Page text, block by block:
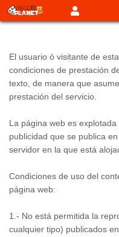
El usuario ó visitante de
condiciones de prestación
texto, de manera que
prestación del servicio.
La página web es
publicidad que se publica
servidor en la que está
Condiciones de uso del
página web:
1.- No está permitida la
cualquier tipo) publicados